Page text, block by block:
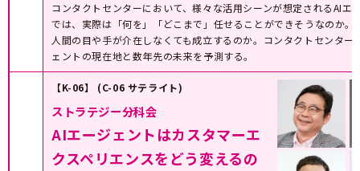
コンタクトセンターにおいて、様々な活用シーンが想定されるAIエ
では、実際は「何を」「どこまで」任せることができそうなのか。
人間の目や手が介在しなくても成立するのか。コンタクトセンター
ェントの現在地と数年先の未来を予測する。
【K-06】 (C-06 サテライト)
ストラテジー分科会
AIエージェントはカスタマーエ
クスペリエンスをどう変えるの